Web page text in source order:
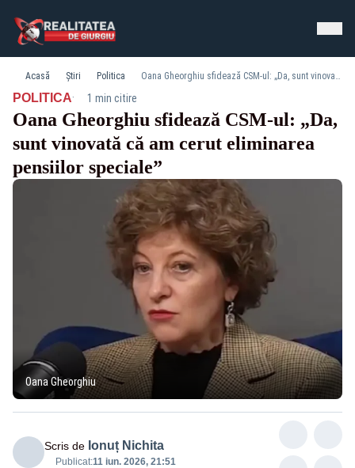
Acasă Știri Politica Oana Gheorghiu sfidează CSM-ul: „Da, sunt vinovată că am cerut eliminarea pensiilor speciale”
POLITICA· 1 min citire
Oana Gheorghiu sfidează CSM-ul: „Da,
sunt vinovată că am cerut eliminarea
pensiilor speciale”
Oana Gheorghiu
Scris de Ionuț Nichita
Publicat:11 iun. 2026, 21:51